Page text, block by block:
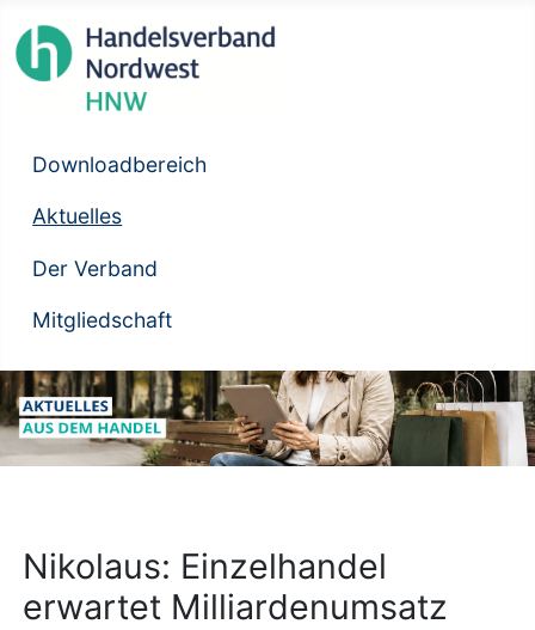
Downloadbereich
Aktuelles
Der Verband
Mitgliedschaft
Nikolaus: Einzelhandel
erwartet Milliardenumsatz